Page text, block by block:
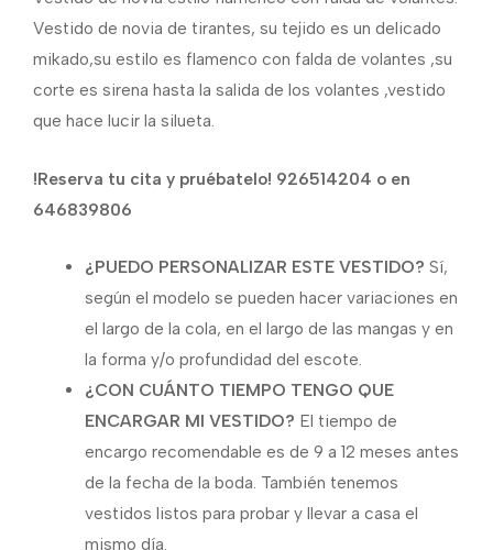
Vestido de novia de tirantes, su tejido es un delicado
mikado,su estilo es flamenco con falda de volantes ,su
corte es sirena hasta la salida de los volantes ,vestido
que hace lucir la silueta.
!Reserva tu cita y pruébatelo! 926514204 o en
646839806
¿PUEDO PERSONALIZAR ESTE VESTIDO? Sí,
según el modelo se pueden hacer variaciones en
el largo de la cola, en el largo de las mangas y en
la forma y/o profundidad del escote.
¿CON CUÁNTO TIEMPO TENGO QUE
ENCARGAR MI VESTIDO? El tiempo de
encargo recomendable es de 9 a 12 meses antes
de la fecha de la boda. También tenemos
vestidos listos para probar y llevar a casa el
mismo día.